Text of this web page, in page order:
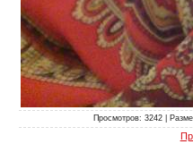
Просмотров: 3242 |